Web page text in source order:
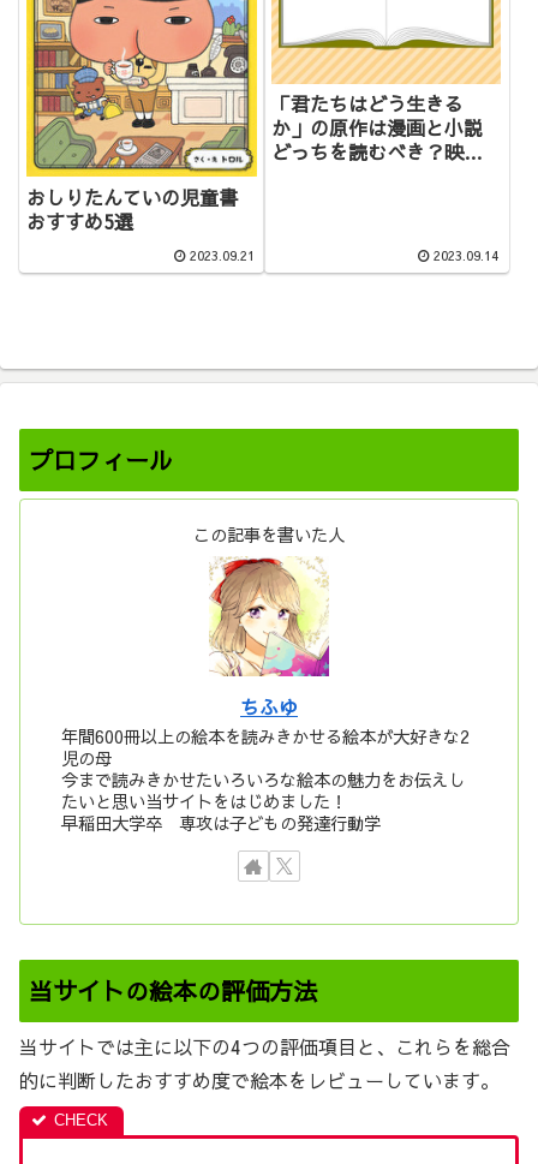
おしりたんていの児童書
おすすめ5選
2023.09.21
「君たちはどう生きる
か」の原作は漫画と小説
どっちを読むべき？映画
2023.09.14
プロフィール
この記事を書いた人
ちふゆ
年間600冊以上の絵本を読みきかせる絵本が大好きな2
児の母
今まで読みきかせたいろいろな絵本の魅力をお伝えし
たいと思い当サイトをはじめました！
早稲田大学卒 専攻は子どもの発達行動学
当サイトの絵本の評価方法
当サイトでは主に以下の4つの評価項目と、これらを総合
的に判断したおすすめ度で絵本をレビューしています。